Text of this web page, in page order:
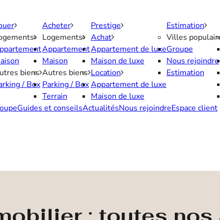
biens
/ Box
Acheter
Logements
Appartement
Maison
Autres biens
Parking / Box
Terrain
Prestige
Achat
Appartement de luxe
Maison de luxe
Location
Appartement de luxe
Maison de luxe
Estimation
Villes
Groupe
Nous rejoindre
Estimation
Guides et conseilsActualitésNous rejoindreEspace client